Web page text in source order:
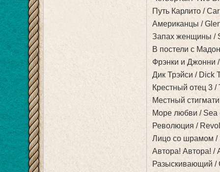
Путь Карлито /
Американцы /
Запах женщины /
В постели с
Фрэнки и Джонни
Дик Трэйси / Dick
Крестный отец 3
Местный
Море любви / Sea
Революция /
Лицо со шрамом /
Автора! Автора! /
Разыскивающий /